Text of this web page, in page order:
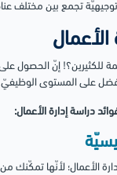
تجمع بين مختلف
الأعمال
للكثيرين؟! إنّ الحصول على
على المستوى الوظيفيّ
دراسة إدارة الأعمال:
الأعمال؛ لأنّها تمكّنك